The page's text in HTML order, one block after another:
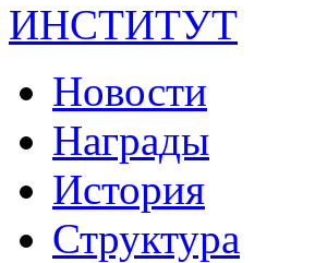
ИНСТИТУТ
Новости
Награды
История
Структура